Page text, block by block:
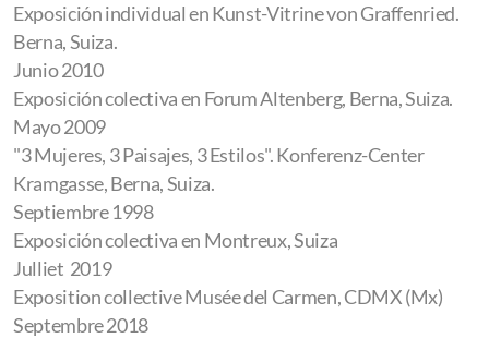
Exposición individual en Kunst-Vitrine von Graffenried.
Berna, Suiza.
Junio 2010
Exposición colectiva en Forum Altenberg, Berna, Suiza.
Mayo 2009
"3 Mujeres, 3 Paisajes, 3 Estilos". Konferenz-Center
Kramgasse, Berna, Suiza.
Septiembre 1998
Exposición colectiva en Montreux, Suiza
Julliet 2019
Exposition collective Musée del Carmen, CDMX (Mx)
Septembre 2018